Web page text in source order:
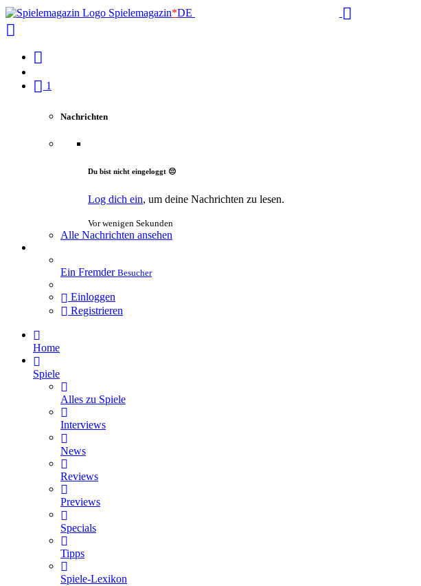
Spielemagazin*DE
1
Nachrichten
Du bist nicht eingeloggt 😔
Log dich ein, um deine Nachrichten zu lesen.
Vor wenigen Sekunden
Alle Nachrichten ansehen
Ein Fremder Besucher
Einloggen
Registrieren
Home
Spiele
Alles zu Spiele
Interviews
News
Reviews
Previews
Specials
Tipps
Spiele-Lexikon